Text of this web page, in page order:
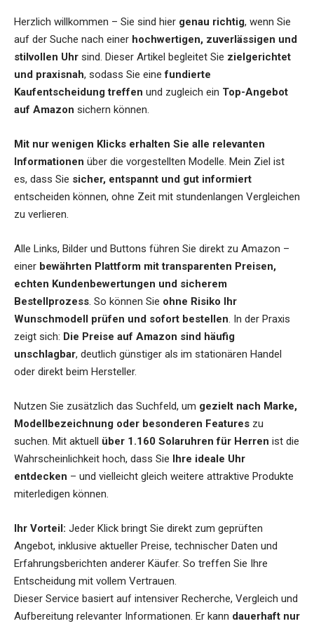
Herzlich willkommen – Sie sind hier genau richtig, wenn Sie
auf der Suche nach einer hochwertigen, zuverlässigen und
stilvollen Uhr sind. Dieser Artikel begleitet Sie zielgerichtet
und praxisnah, sodass Sie einefundierte
Kaufentscheidung treffen und zugleich ein Top-Angebot
auf Amazon sichern können.
Mit nur wenigen Klicks erhalten Sie alle relevanten
Informationen über die vorgestellten Modelle. Mein Ziel ist
es, dass Sie sicher, entspannt und gut informiert
entscheiden können, ohne Zeit mit stundenlangen Vergleichen
zu verlieren.
Alle Links, Bilder und Buttons führen Sie direkt zu Amazon –
einer bewährten Plattform mit transparenten Preisen,
echten Kundenbewertungen und sicherem
Bestellprozess. So können Sie ohne Risiko Ihr
Wunschmodell prüfen und sofort bestellen. In der Praxis
zeigt sich: Die Preise auf Amazon sind häufig
unschlagbar, deutlich günstiger als im stationären Handel
oder direkt beim Hersteller.
Nutzen Sie zusätzlich das Suchfeld, um gezielt nach Marke,
Modellbezeichnung oder besonderen Features zu
suchen. Mit aktuell über 1.160 Solaruhren für Herren ist die
Wahrscheinlichkeit hoch, dass Sie Ihre ideale Uhr
entdecken – und vielleicht gleich weitere attraktive Produkte
miterledigen können.
Ihr Vorteil: Jeder Klick bringt Sie direkt zum geprüften
Angebot, inklusive aktueller Preise, technischer Daten und
Erfahrungsberichten anderer Käufer. So treffen Sie Ihre
Entscheidung mit vollem Vertrauen.
Dieser Service basiert auf intensiver Recherche, Vergleich und
Aufbereitung relevanter Informationen. Er kann dauerhaft nur